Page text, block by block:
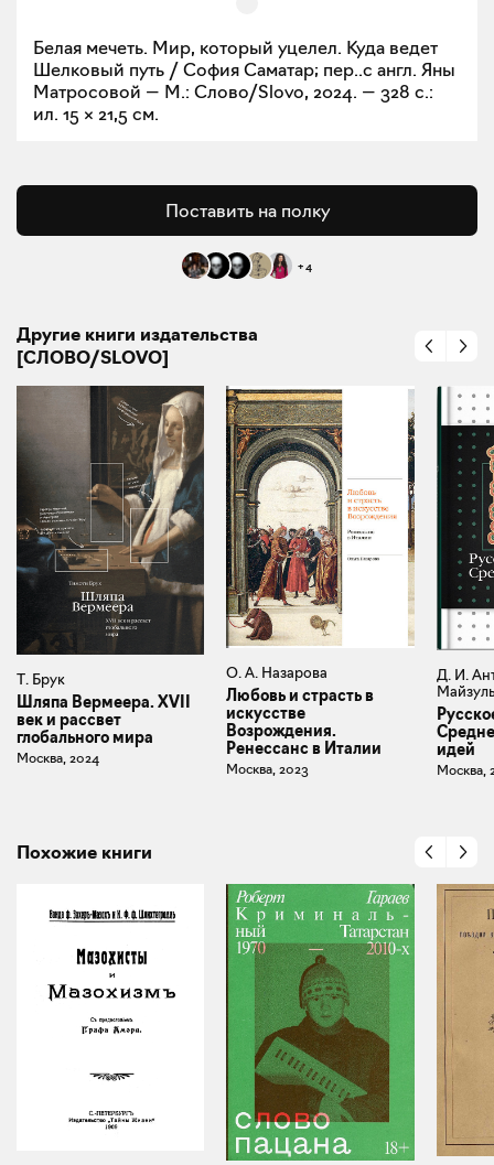
Белая мечеть. Мир, который уцелел. Куда ведет
Шелковый путь / София Саматар; пер..с англ. Яны
Матросовой — М.: Слово/Slovo, 2024. — 328 с.:
ил. 15 × 21,5 см.
Поставить на полку
+4
Другие книги издательства
[СЛОВО/SLOVO]
Т. Брук
Шляпа Вермеера. XVII
век и рассвет
глобального мира
Москва, 2024
О. А. Назарова
Любовь и страсть в
искусстве
Возрождения.
Ренессанс в Италии
Москва, 2023
Д. И.
идей
Москва,
Похожие книги